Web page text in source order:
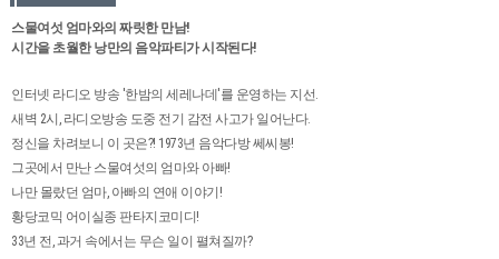
스물여섯 엄마와의 짜릿한 만남!
시간을 초월한 낭만의 음악파티가 시작된다!
인터넷 라디오 방송 '한밤의 세레나데'를 운영하는 지선.
새벽 2시, 라디오방송 도중 전기 감전 사고가 일어난다.
정신을 차려보니 이 곳은?! 1973년 음악다방 쎄씨봉!
그곳에서 만난 스물여섯의 엄마와 아빠!
나만 몰랐던 엄마, 아빠의 연애 이야기!
황당코믹 어이실종 판타지코미디!
33년 전, 과거 속에서는 무슨 일이 펼쳐질까?